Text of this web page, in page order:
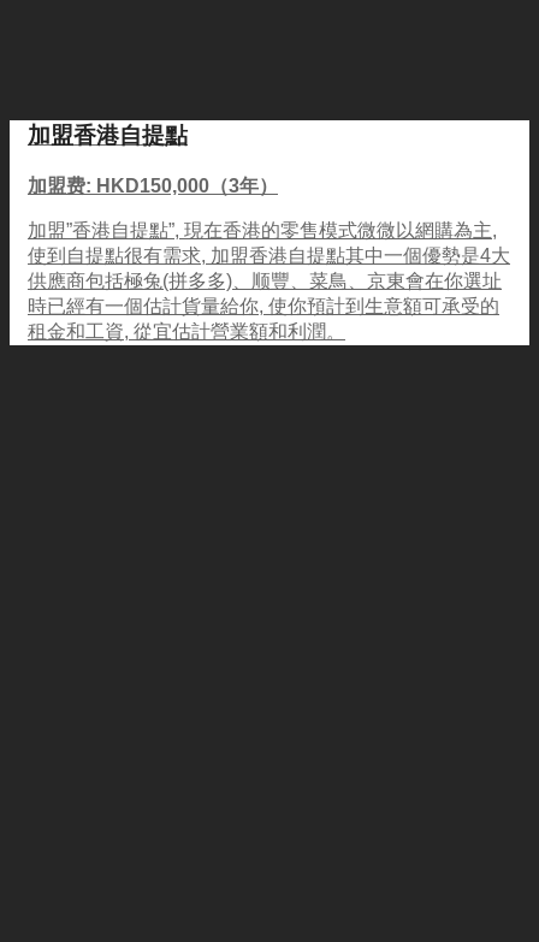
加盟香港自提點
加盟费: HKD150,000（3年）
加盟”香港自提點”, 現在香港的零售模式微微以網購為主,
使到自提點很有需求, 加盟香港自提點其中一個優勢是4大
供應商包括極兔(拼多多)、顺豐、菜鳥、京東會在你選址
時已經有一個估計貨量給你, 使你預計到生意額可承受的
租金和工資, 從宜估計營業額和利潤。